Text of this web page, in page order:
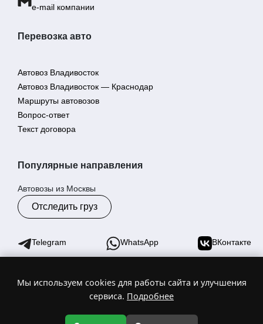
e-mail компании
Перевозка авто
Автовоз Владивосток
Автовоз Владивосток — Краснодар
Маршруты автовозов
Вопрос-ответ
Текст договора
Популярные направления
Автовозы из Москвы
Отследить груз
Telegram WhatsApp ВКонтакте
© 2025 Гранд Эрмий - автовозы по России. Торговая марка
№1055640
Цены на сайте не являются офертой
Мы используем cookies для работы сайта и улучшения
сервиса. Подробнее